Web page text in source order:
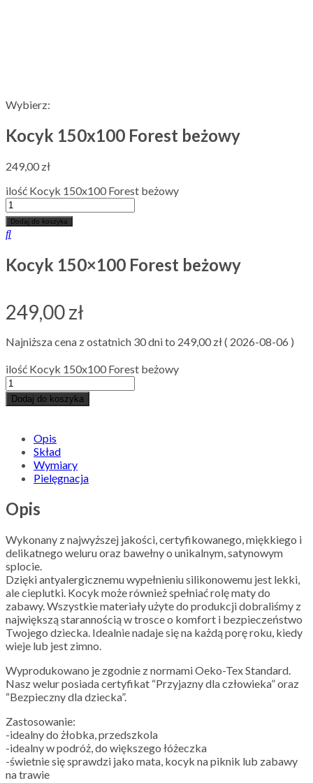
Wybierz:
Kocyk 150x100 Forest beżowy
249,00 zł
ilość Kocyk 150x100 Forest beżowy
Dodaj do koszyka
Kocyk 150×100 Forest beżowy
249,00zł
Najniższa cena z ostatnich 30 dni to 249,00 zł( 2026-08-06 )
ilość Kocyk 150x100 Forest beżowy
Dodaj do koszyka
Opis
Skład
Wymiary
Pielęgnacja
Opis
Wykonany z najwyższej jakości, certyfikowanego, miękkiego i
delikatnego weluru oraz bawełny o unikalnym, satynowym
splocie.
Dzięki antyalergicznemu wypełnieniu silikonowemu jest lekki,
ale cieplutki. Kocyk może również spełniać rolę maty do
zabawy. Wszystkie materiały użyte do produkcji dobraliśmy z
największą starannością w trosce o komfort i bezpieczeństwo
Twojego dziecka. Idealnie nadaje się na każdą porę roku, kiedy
wieje lub jest zimno.
Wyprodukowano je zgodnie z normami Oeko-Tex Standard.
Nasz welur posiada certyfikat “Przyjazny dla człowieka” oraz
“Bezpieczny dla dziecka”.
Zastosowanie:
-idealny do żłobka, przedszkola
-idealny w podróż, do większego łóżeczka
-świetnie się sprawdzi jako mata, kocyk na piknik lub zabawy
na trawie